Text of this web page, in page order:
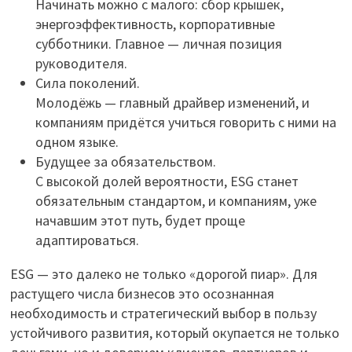
Начинать можно с малого: сбор крышек,
энергоэффективность, корпоративные
субботники. Главное — личная позиция
руководителя.
Сила поколений.
Молодёжь — главный драйвер изменений, и
компаниям придётся учиться говорить с ними на
одном языке.
Будущее за обязательством.
С высокой долей вероятности, ESG станет
обязательным стандартом, и компаниям, уже
начавшим этот путь, будет проще
адаптироваться.
ESG — это далеко не только «дорогой пиар». Для
растущего числа бизнесов это осознанная
необходимость и стратегический выбор в пользу
устойчивого развития, который окупается не только